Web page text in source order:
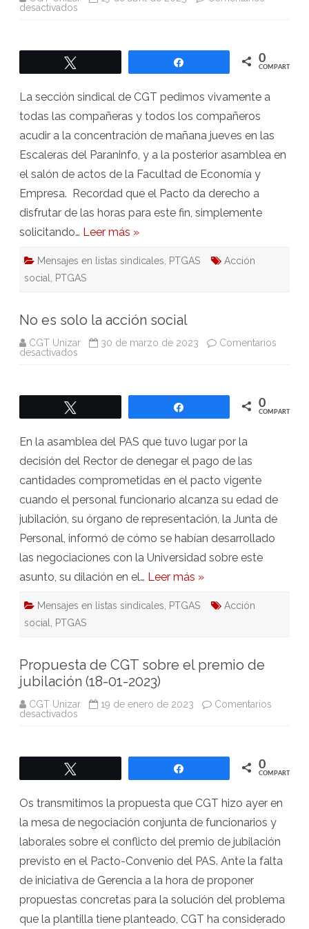
desactivados
convocada
la
Junta
mañana
jueves
0
COMPARTIR
La sección sindical de CGT pedimos vivamente a
todas las compañeras y todos los compañeros
acudir a la concentración de mañana jueves en las
Escaleras del Paraninfo, y a la posterior asamblea en
el salón de actos de la Facultad de Economía y
Empresa. Recordad que el Pacto da derecho a
disfrutar de las horas para este fin, simplemente
solicitando… Leer más »
Mensajes en listas sindicales PTGAS
Acción
social
PTGAS
No es solo la acción social
CGT Unizar 30 de marzo de 2023
Comentarios
desactivados
0
COMPARTIR
En la asamblea del PAS que tuvo lugar por la
decisión del Rector de denegar el pago de las
cantidades comprometidas en el pacto vigente
cuando el personal funcionario alcanza su edad de
jubilación, su órgano de representación, la Junta de
Personal, informó de cómo se habían desarrollado
las negociaciones con la Universidad sobre este
asunto, su dilación en el… Leer más »
Mensajes en listas sindicales PTGAS
Acción
social
PTGAS
Propuesta de CGT sobre el premio de
jubilación (18-01-2023)
CGT Unizar 19 de enero de 2023
Comentarios
desactivados
de
(18-
01-
2023)
0
COMPARTIR
Os transmitimos la propuesta que CGT hizo ayer en
la mesa de negociación conjunta de funcionarios y
laborales sobre el conflicto del premio de jubilación
previsto en el Pacto-Convenio del PAS. Ante la falta
de iniciativa de Gerencia a la hora de proponer
propuestas concretas para la solución del problema
que la plantilla tiene planteado, CGT ha considerado